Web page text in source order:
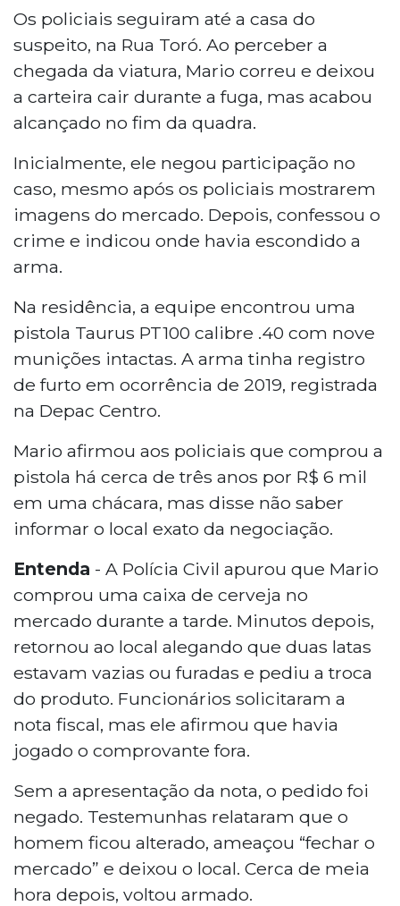
Os policiais seguiram até a casa do
suspeito, na Rua Toró. Ao perceber a
chegada da viatura, Mario correu e deixou
a carteira cair durante a fuga, mas acabou
alcançado no fim da quadra.
Inicialmente, ele negou participação no
caso, mesmo após os policiais mostrarem
imagens do mercado. Depois, confessou o
crime e indicou onde havia escondido a
arma.
Na residência, a equipe encontrou uma
pistola Taurus PT100 calibre .40 com nove
munições intactas. A arma tinha registro
de furto em ocorrência de 2019, registrada
na Depac Centro.
Mario afirmou aos policiais que comprou a
pistola há cerca de três anos por R$ 6 mil
em uma chácara, mas disse não saber
informar o local exato da negociação.
Entenda - A Polícia Civil apurou que Mario
comprou uma caixa de cerveja no
mercado durante a tarde. Minutos depois,
retornou ao local alegando que duas latas
estavam vazias ou furadas e pediu a troca
do produto. Funcionários solicitaram a
nota fiscal, mas ele afirmou que havia
jogado o comprovante fora.
Sem a apresentação da nota, o pedido foi
negado. Testemunhas relataram que o
homem ficou alterado, ameaçou “fechar o
mercado” e deixou o local. Cerca de meia
hora depois, voltou armado.